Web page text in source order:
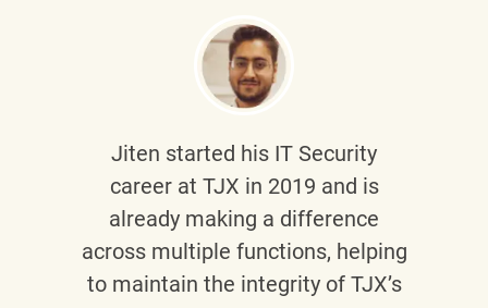
Jiten started his IT Security
career at TJX in 2019 and is
already making a difference
across multiple functions, helping
to maintain the integrity of TJX’s